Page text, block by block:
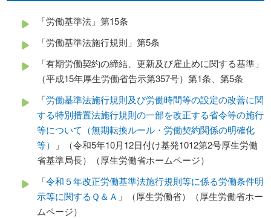
「労働基準法」第15条
「労働基準法施行規則」第5条
「有期労働契約の締結、更新及び雇止めに関する基準」
（平成15年厚生労働省告示第357号）第1条、第5条
「労働基準法施行規則及び労働時間等の設定の改善に関
する特別措置法施行規則の一部を改正する省令等の施行
等について（無期転換ルール・労働契約関係の明確化
等）
」（令和5年10月12日付け基発1012第2号厚生労働
省基準局長）（厚生労働省ホームページ）
「令和５年改正労働基準法施行規則等に係る労働条件明
示等に関するＱ＆Ａ 」（厚生労働省）（厚生労働省ホー
ムページ）